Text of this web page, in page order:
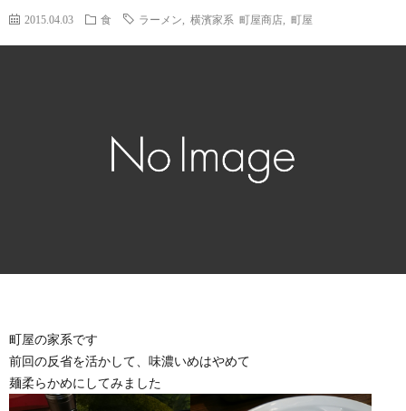
2015.04.03 食 ラーメン 横濱家系 町屋商店 町屋
町屋の家系です
前回の反省を活かして、味濃いめはやめて
麺柔らかめにしてみました